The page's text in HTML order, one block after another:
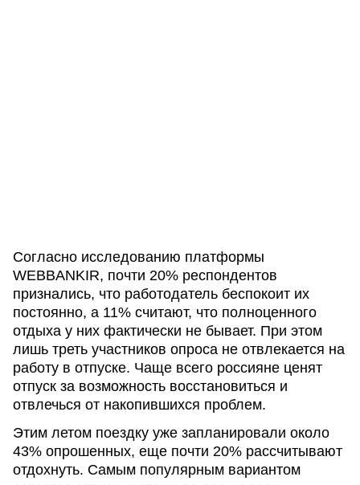
Согласно исследованию платформы
WEBBANKIR, почти 20% респондентов
признались, что работодатель беспокоит их
постоянно, а 11% считают, что полноценного
отдыха у них фактически не бывает. При этом
лишь треть участников опроса не отвлекается на
работу в отпуске. Чаще всего россияне ценят
отпуск за возможность восстановиться и
отвлечься от накопившихся проблем.
Этим летом поездку уже запланировали около
43% опрошенных, еще почти 20% рассчитывают
отдохнуть. Самым популярным вариантом